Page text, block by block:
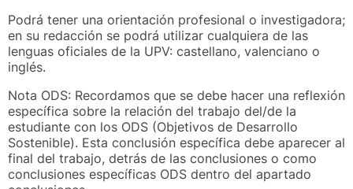
Podrá tener una orientación profesional o investigadora;
en su redacción se podrá utilizar cualquiera de las
lenguas oficiales de la UPV: castellano, valenciano o
inglés.
Nota ODS: Recordamos que se debe hacer una reflexión
específica sobre la relación del trabajo del/de la
estudiante con los ODS (Objetivos de Desarrollo
Sostenible). Esta conclusión específica debe aparecer al
final del trabajo, detrás de las conclusiones o como
conclusiones específicas ODS dentro del apartado